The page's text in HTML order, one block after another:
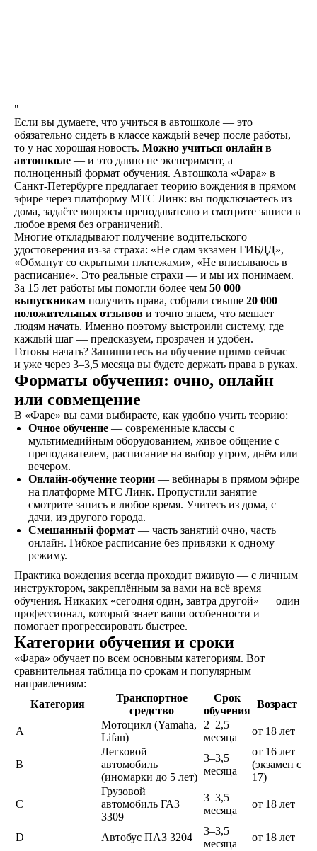
"
Если вы думаете, что учиться в автошколе — это
обязательно сидеть в классе каждый вечер после работы,
то у нас хорошая новость. Можно учиться онлайн в
автошколе — и это давно не эксперимент, а
полноценный формат обучения. Автошкола «Фара» в
Санкт-Петербурге предлагает теорию вождения в прямом
эфире через платформу МТС Линк: вы подключаетесь из
дома, задаёте вопросы преподавателю и смотрите записи в
любое время без ограничений.
Многие откладывают получение водительского
удостоверения из-за страха: «Не сдам экзамен ГИБДД»,
«Обманут со скрытыми платежами», «Не вписываюсь в
расписание». Это реальные страхи — и мы их понимаем.
За 15 лет работы мы помогли более чем 50 000
выпускникам получить права, собрали свыше 20 000
положительных отзывов и точно знаем, что мешает
людям начать. Именно поэтому выстроили систему, где
каждый шаг — предсказуем, прозрачен и удобен.
Готовы начать? Запишитесь на обучение прямо сейчас —
и уже через 3–3,5 месяца вы будете держать права в руках.
Форматы обучения: очно, онлайн
или совмещение
В «Фаре» вы сами выбираете, как удобно учить теорию:
Очное обучение — современные классы с
мультимедийным оборудованием, живое общение с
преподавателем, расписание на выбор утром, днём или
вечером.
Онлайн-обучение теории — вебинары в прямом эфире
на платформе МТС Линк. Пропустили занятие —
смотрите запись в любое время. Учитесь из дома, с
дачи, из другого города.
Смешанный формат — часть занятий очно, часть
онлайн. Гибкое расписание без привязки к одному
режиму.
Практика вождения всегда проходит вживую — с личным
инструктором, закреплённым за вами на всё время
обучения. Никаких «сегодня один, завтра другой» — один
профессионал, который знает ваши особенности и
помогает прогрессировать быстрее.
Категории обучения и сроки
«Фара» обучает по всем основным категориям. Вот
сравнительная таблица по срокам и популярным
направлениям:
Категория
Транспортное
средство
Срок
обучения
Возраст
A
Мотоцикл (Yamaha,
Lifan)
2–2,5
месяца
от 18 лет
B
Легковой
автомобиль
(иномарки до 5 лет)
3–3,5
месяца
от 16 лет
(экзамен с
17)
C
Грузовой
автомобиль ГАЗ
3309
3–3,5
месяца
от 18 лет
D Автобус ПАЗ 3204
3–3,5
месяца
от 18 лет
оттачивания своих навыков
вождения
Предоставление автобуса
на экзаменах в автошколе
и ГАИ
КОМФОРТ
Возможность прохождения
водительской медицинской
комиссии на филиале
ВСЕ В ОДНОМ МЕСТЕ
Знакомство
Как проходит обучение